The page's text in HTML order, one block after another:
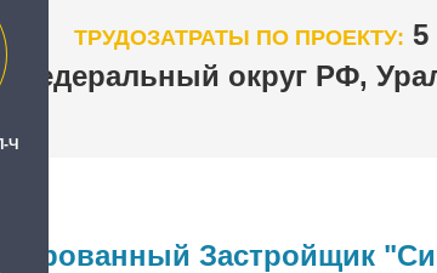
ТРУДОЗАТРАТЫ ПО ПРОЕКТУ: 5
округ РФ,
Ч
Застройщик